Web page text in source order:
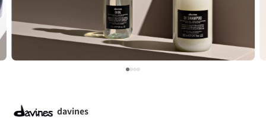
davines